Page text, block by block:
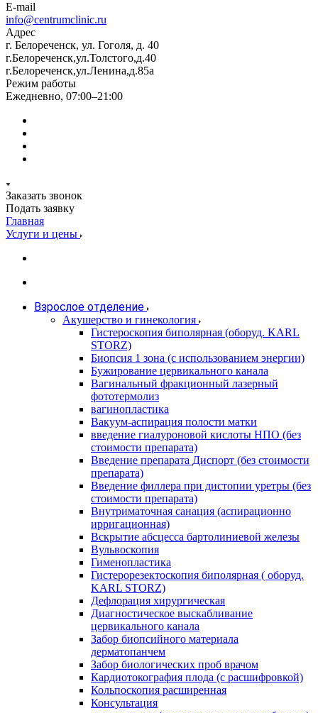
E-mail
info@centrumclinic.ru
Адрес
г. Белореченск, ул. Гоголя, д. 40
г.Белореченск,ул.Толстого,д.40
г.Белореченск,ул.Ленина,д.85а
Режим работы
Ежедневно, 07:00–21:00
Заказать звонок
Подать заявку
Главная
Услуги и цены
Взрослое отделение
Акушерство и гинекология
Гистероскопия биполярная (оборуд. KARL
STORZ)
Биопсия 1 зона (с использованием энергии)
Бужирование цервикального канала
Вагинальный фракционный лазерный
фототермолиз
вагинопластика
Вакуум-аспирация полости матки
введение гиалуроновой кислоты НПО (без
стоимости препарата)
Введение препарата Диспорт (без стоимости
препарата)
Введение филлера при дистопии уретры (без
стоимости препарата)
Внутриматочная санация (аспирационно
ирригационная)
Вскрытие абсцесса бартолиниевой железы
Вульвоскопия
Гименопластика
Гистерорезектоскопия биполярная ( оборуд.
KARL STORZ)
Дефлорация хирургическая
Диагностическое выскабливание
цервикального канала
Забор биопсийного материала
дерматопанчем
Забор биологических проб врачом
Кардиотокография плода (с расшифровкой)
Кольпоскопия расширенная
Консультация